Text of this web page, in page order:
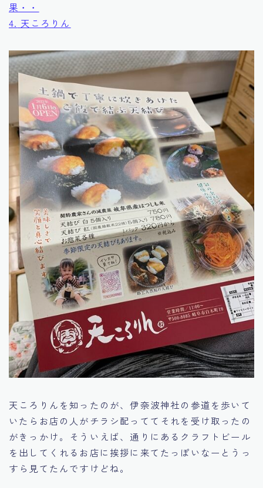
果・・
4. 天ころりん
天ころりんを知ったのが、伊奈波神社の参道を歩いて
いたらお店の人がチラシ配っててそれを受け取ったの
がきっかけ。そういえば、通りにあるクラフトビール
を出してくれるお店に挨拶に来てたっぽいなーとうっ
すら見てたんですけどね。